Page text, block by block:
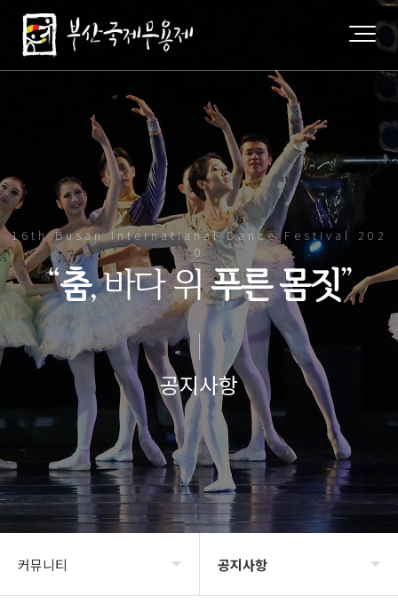
16th Busan Internatianal Dance Festival 202
0
“춤, 바다 위푸른 몸짓”
공지사항
커뮤니티 공지사항